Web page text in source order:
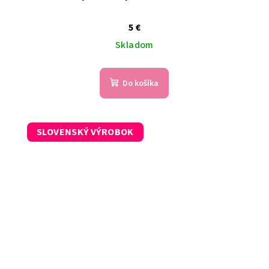
5 €
Skladom
Do košíka
SLOVENSKÝ VÝROBOK